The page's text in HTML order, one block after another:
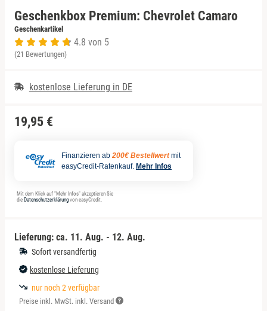
Geschenkbox Premium: Chevrolet Camaro
Geschenkartikel
4.8 von 5
(21 Bewertungen)
kostenlose Lieferung in DE
19,95 €
Finanzieren ab 200€ Bestellwert mit
easyCredit-Ratenkauf. Mehr Infos
Mit dem Klick auf "Mehr Infos" akzeptieren Sie
die Datenschutzerklärung von easyCredit.
Lieferung: ca. 11. Aug. - 12. Aug.
Sofort versandfertig
kostenlose Lieferung
nur noch 2 verfügbar
Preise inkl. MwSt. inkl. Versand
Niedersachsen
NRW
Rheinland-Pfalz
Saarland
Thüringen
Eisenach
Erfurt
Frankfurt am Main
Fulda
Kassel
Koblenz
Leipzig
Porsche mieten